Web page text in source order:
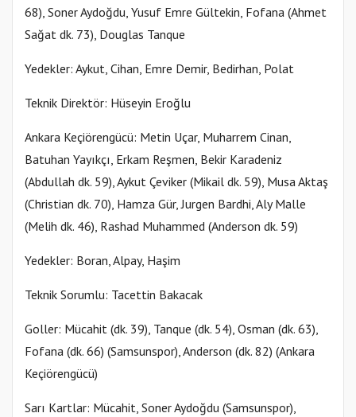
68), Soner Aydoğdu, Yusuf Emre Gültekin, Fofana (Ahmet
Sağat dk. 73), Douglas Tanque
Yedekler: Aykut, Cihan, Emre Demir, Bedirhan, Polat
Teknik Direktör: Hüseyin Eroğlu
Ankara Keçiörengücü: Metin Uçar, Muharrem Cinan,
Batuhan Yayıkçı, Erkam Reşmen, Bekir Karadeniz
(Abdullah dk. 59), Aykut Çeviker (Mikail dk. 59), Musa Aktaş
(Christian dk. 70), Hamza Gür, Jurgen Bardhi, Aly Malle
(Melih dk. 46), Rashad Muhammed (Anderson dk. 59)
Yedekler: Boran, Alpay, Haşim
Teknik Sorumlu: Tacettin Bakacak
Goller: Mücahit (dk. 39), Tanque (dk. 54), Osman (dk. 63),
Fofana (dk. 66) (Samsunspor), Anderson (dk. 82) (Ankara
Keçiörengücü)
Sarı Kartlar: Mücahit, Soner Aydoğdu (Samsunspor),